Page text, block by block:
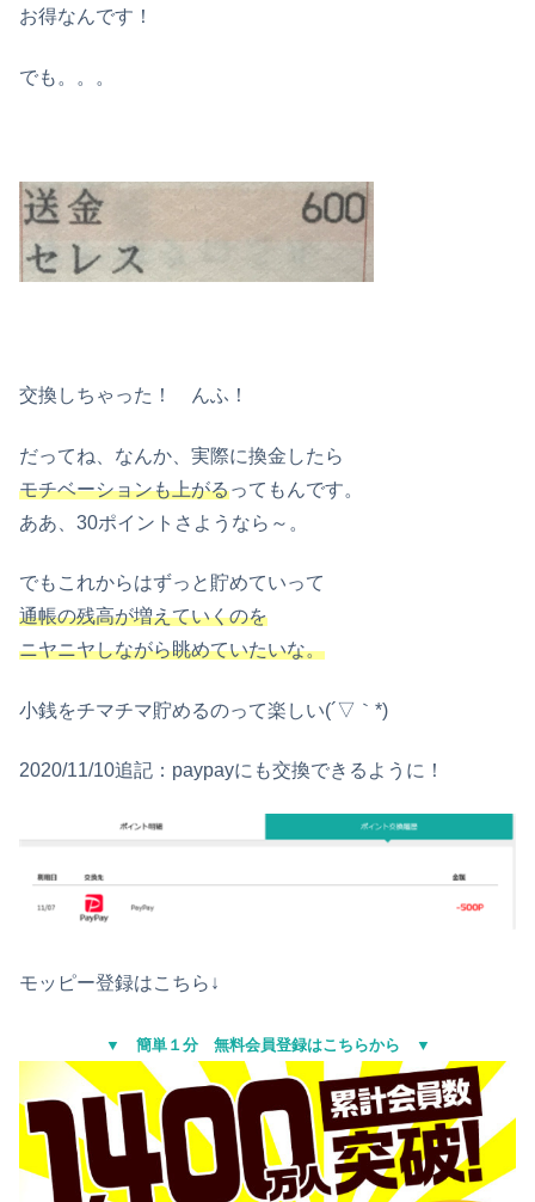
お得なんです！
でも。。。
交換しちゃった！ んふ！
だってね、なんか、実際に換金したら
モチベーションも上がるってもんです。
ああ、30ポイントさようなら～。
でもこれからはずっと貯めていって
通帳の残高が増えていくのを
ニヤニヤしながら眺めていたいな。
小銭をチマチマ貯めるのって楽しい(´▽｀*)
2020/11/10追記：paypayにも交換できるように！
モッピー登録はこちら↓
▼ 簡単１分 無料会員登録はこちらから ▼